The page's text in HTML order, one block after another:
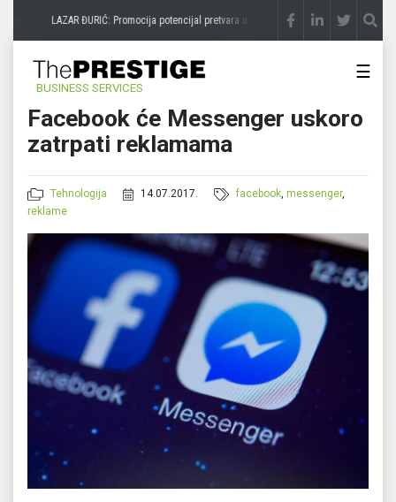
LAZAR ĐURIĆ: Promocija potencijal pretvara u destinacijuprije 3 sedmice
BUSINESS SERVICES
☰
Facebook će Messenger uskoro
zatrpati reklamama
Tehnologija 14.07.2017. facebook,messenger,
reklame